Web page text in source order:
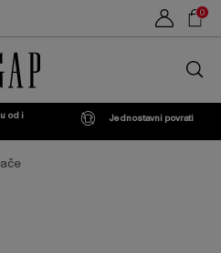
0
trgovini
od i
Jednostavni povrati